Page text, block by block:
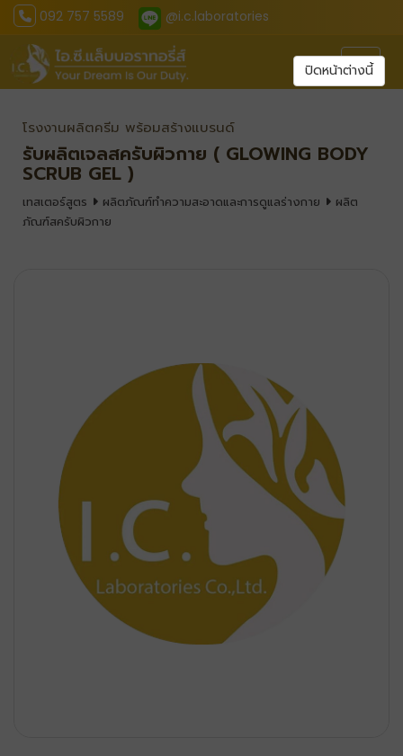
092 757 5589 @i.c.laboratories
โรงงานผลิตครีม พร้อมสร้างแบรนด์
รับผลิตเจลสครับผิวกาย ( GLOWING BODY
SCRUB GEL )
เทสเตอร์สูตร ผลิตภัณฑ์ทำความสะอาดและการดูแลร่างกาย
ผลิต
ภัณฑ์สครับผิวกาย
ปิดหน้าต่างนี้